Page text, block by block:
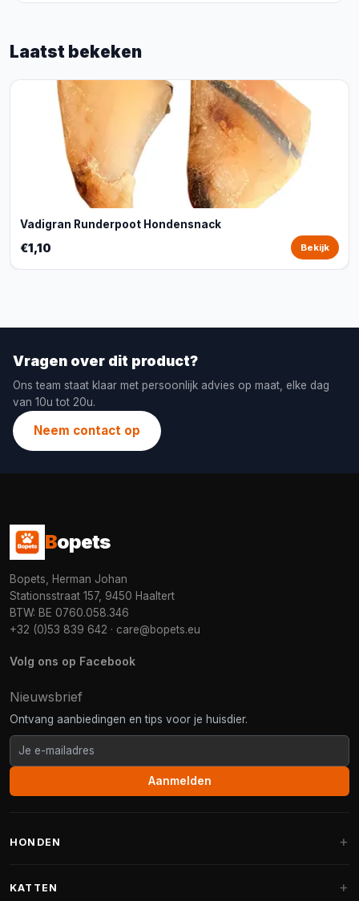
Laatst bekeken
Vadigran Runderpoot Hondensnack
€1,10 Bekijk
Vragen over dit product?
Ons team staat klaar met persoonlijk advies op maat, elke dag
van 10u tot 20u.
Neem contact op
Bopets
Bopets, Herman Johan
Stationsstraat 157, 9450 Haaltert
BTW: BE 0760.058.346
+32 (0)53 839 642 · care@bopets.eu
Volg ons op Facebook
Nieuwsbrief
Ontvang aanbiedingen en tips voor je huisdier.
Aanmelden
HONDEN
KATTEN